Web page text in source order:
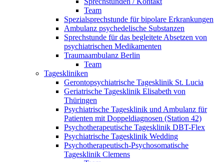
Team
Spezialsprechstunde für bipolare Erkrankungen
Ambulanz psychedelische Substanzen
Sprechstunde für das begleitete Absetzen von
psychiatrischen Medikamenten
Traumaambulanz Berlin
Team
Tageskliniken
Gerontopsychiatrische Tagesklinik St. Lucia
Geriatrische Tagesklinik Elisabeth von
Thüringen
Psychiatrische Tagesklinik und Ambulanz für
Patienten mit Doppeldiagnosen (Station 42)
Psychotherapeutische Tagesklinik DBT-Flex
Psychiatrische Tagesklinik Wedding
Psychotherapeutisch-Psychosomatische
Tagesklinik Clemens